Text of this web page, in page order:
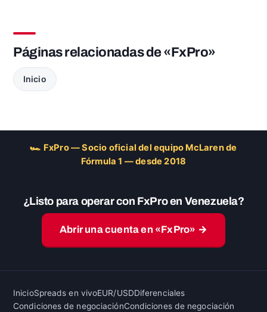
Páginas relacionadas de «FxPro»
Inicio
🏎 FxPro — Socio oficial del equipo McLaren de
Fórmula 1 — desde 2018
¿Listo para operar con FxPro en Venezuela?
Abrir una cuenta en «FxPro» →
InicioSpreads en vivoEUR/USDDiferenciales
Condiciones de negociaciónCondiciones de negociación